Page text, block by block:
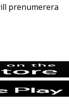
prenumerera